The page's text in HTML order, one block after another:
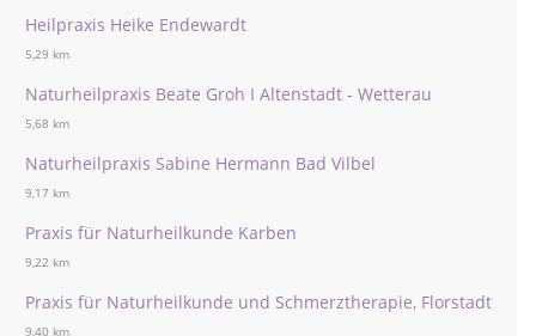
Heilpraxis Heike Endewardt
5,29 km
Naturheilpraxis Beate Groh I Altenstadt - Wetterau
5,68 km
Naturheilpraxis Sabine Hermann Bad Vilbel
9,17 km
Praxis für Naturheilkunde Karben
9,22 km
Praxis für Naturheilkunde und Schmerztherapie, Florstadt
9,40 km